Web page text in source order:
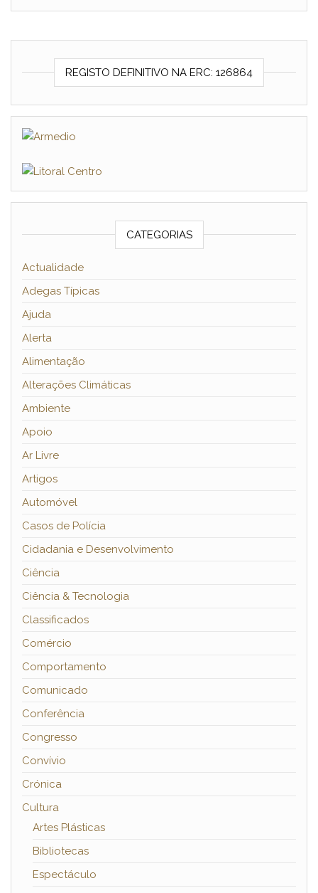
REGISTO DEFINITIVO NA ERC: 126864
CATEGORIAS
Actualidade
Adegas Típicas
Ajuda
Alerta
Alimentação
Alterações Climáticas
Ambiente
Apoio
Ar Livre
Artigos
Automóvel
Casos de Polícia
Cidadania e Desenvolvimento
Ciência
Ciência & Tecnologia
Classificados
Comércio
Comportamento
Comunicado
Conferência
Congresso
Convívio
Crónica
Cultura
Artes Plásticas
Bibliotecas
Espectáculo